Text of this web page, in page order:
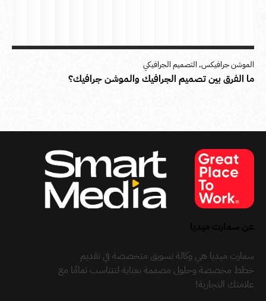
الموشن جرافيكس, التصميم الجرافيكي
ما الفرق بين تصميم الجرافيك والموشن جرافيك؟
سمارت ميديا هي وكالة تسويق متخصصة في تقديم
خطط مخصصة وحلول مصممة بعناية لتتناسب تمامًا مع
علامتك التجارية!